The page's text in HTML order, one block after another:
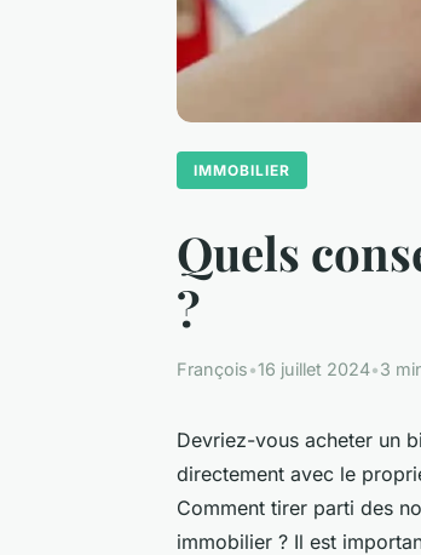
IMMOBILIER
Quels
?
François•16 juillet 2024•3
Devriez-vous acheter un
directement avec le
Comment tirer parti des
immobilier ? Il est